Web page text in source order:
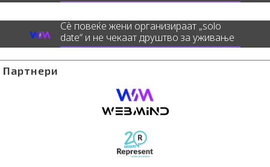
Сè повеќе жени организираат „solo
date“ и не чекаат друштво за уживање
Партнери